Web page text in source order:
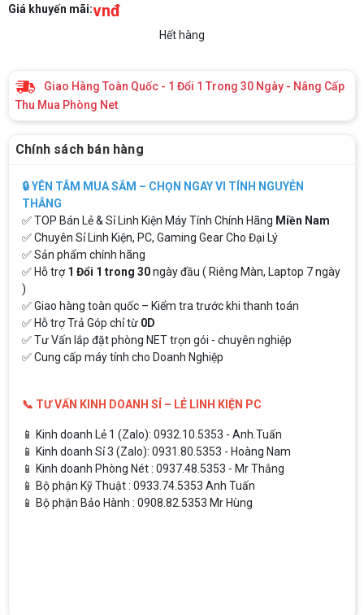
Giá khuyến mãi:vnđ
Hết hàng
Giao Hàng Toàn Quốc - 1 Đổi 1 Trong 30 Ngày - Nâng Cấp
Thu Mua Phòng Net
Chính sách bán hàng
🔒 YÊN TÂM MUA SẮM – CHỌN NGAY VI TÍNH NGUYỄN
THẮNG
✅ TOP Bán Lẻ & Sỉ Linh Kiện Máy Tính Chính Hãng Miền Nam
✅ Chuyên Sỉ Linh Kiện, PC, Gaming Gear Cho Đại Lý
✅ Sản phẩm chính hãng
✅ Hỗ trợ1 Đổi 1 trong 30ngày đầu ( Riêng Màn, Laptop 7 ngày
)
✅ Giao hàng toàn quốc – Kiểm tra trước khi thanh toán
✅ Hỗ trợ Trả Góp chỉ từ 0D
✅ Tư Vấn lắp đặt phòng NET trọn gói - chuyên nghiệp
✅ Cung cấp máy tính cho Doanh Nghiệp
📞 TƯ VẤN KINH DOANH SỈ – LẺ LINH KIỆN PC
📱 Kinh doanh Lẻ 1 (Zalo): 0932.10.5353 - Anh.Tuấn
📱 Kinh doanh Sỉ 3 (Zalo): 0931.80.5353 - Hoàng Nam
📱 Kinh doanh Phòng Nét : 0937.48.5353 - Mr Thắng
📱 Bộ phận Kỹ Thuật : 0933.74.5353 Anh Tuấn
📱 Bộ phận Bảo Hành : 0908.82.5353 Mr Hùng